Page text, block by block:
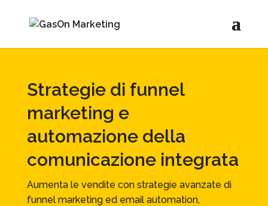
Strategie di funnel
marketing e
automazione della
comunicazione integrata
Aumenta le vendite con strategie avanzate di
funnel marketing ed email automation,